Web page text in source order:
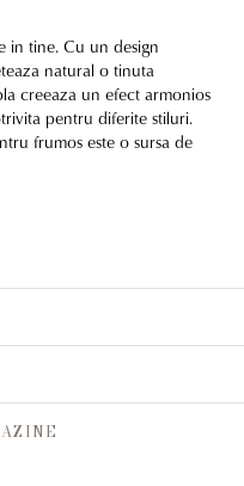
in tine. Cu un design
natural o tinuta
creeaza un efect armonios
pentru diferite stiluri.
frumos este o sursa de